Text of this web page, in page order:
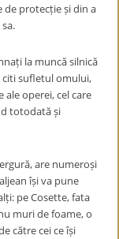
de protecție și din a
la muncă silnică
citi sufletul omului,
operei, cel care
totodată și
are numeroși
își va pune
pe Cosette, fata
muri de foame, o
către cei ce își